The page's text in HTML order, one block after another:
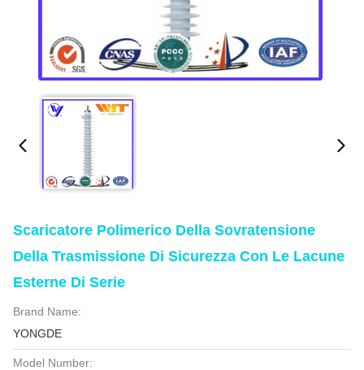
Scaricatore Polimerico Della Sovratensione
Della Trasmissione Di Sicurezza Con Le Lacune
Esterne Di Serie
Brand Name:
YONGDE
Model Number: